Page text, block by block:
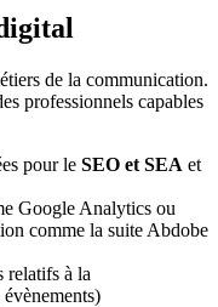
de la communication.
professionnels capables
pour le SEO et SEA et
Google Analytics ou
comme la suite Abdobe
relatifs à la